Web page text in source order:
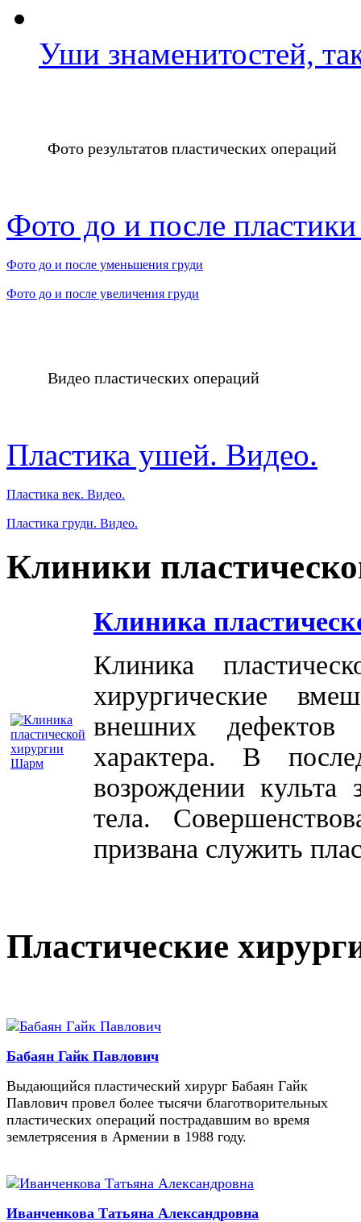
Уши знаменитостей,
Фото результатов пластических операций
Фото до и после
Фото до и после уменьшения груди
Фото до и после увеличения груди
Видео пластических операций
Пластика ушей. Видео.
Пластика век. Видео.
Пластика груди. Видео.
Клиники
Клиника
Клиника
хирургические
внешних дефектов
характера. В
возрождении культа
тела.
призвана служить
Пластические
Бабаян Гайк Павлович
Выдающийся пластический хирург Бабаян Гайк
Павлович провел более тысячи благотворительных
пластических операций пострадавшим во время
землетрясения в Армении в 1988 году.
Иванченкова Татьяна Александровна